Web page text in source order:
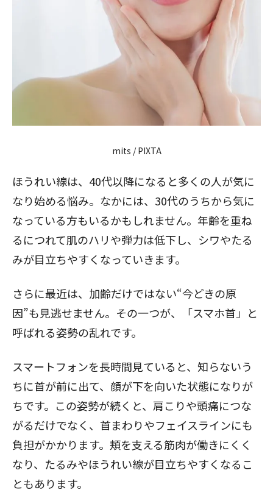
mits / PIXTA
ほうれい線は、40代以降になると多くの人が気に
なり始める悩み。なかには、30代のうちから気に
なっている方もいるかもしれません。年齢を重ね
るにつれて肌のハリや弾力は低下し、シワやたる
みが目立ちやすくなっていきます。
さらに最近は、加齢だけではない“今どきの原
因”も見逃せません。その一つが、「スマホ首」と
呼ばれる姿勢の乱れです。
スマートフォンを長時間見ていると、知らないう
ちに首が前に出て、顔が下を向いた状態になりが
ちです。この姿勢が続くと、肩こりや頭痛につな
がるだけでなく、首まわりやフェイスラインにも
負担がかかります。頬を支える筋肉が働きにくく
なり、たるみやほうれい線が目立ちやすくなるこ
ともあります。